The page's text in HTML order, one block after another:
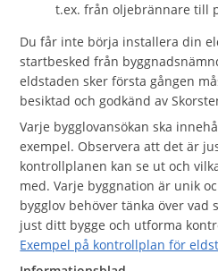
t.ex. från oljebrännare till
Du får inte börja installera din
startbesked från
eldstaden sker första gången
besiktad och godkänd av
Varje bygglovansökan ska
exempel. Observera att det är
kontrollplanen kan se ut och
med. Varje byggnation är unik
bygglov behöver tänka över vad
just ditt bygge och utforma
Exempel på kontrollplan för